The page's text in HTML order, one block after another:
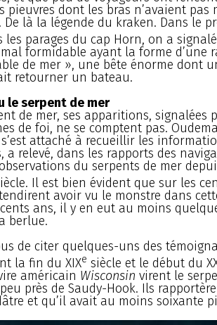
pieuvres dont les bras n’avaient pas
De là la légende du kraken. Dans le
les parages du cap Horn, on a
formidable ayant la forme d’une
de mer », une bête énorme dont
retourner un bateau.
le serpent de mer
de mer, ses apparitions, signalées
de foi, ne se comptent pas.
attaché à recueillir les
a relevé, dans les rapports des
du serpents de mer
Il est bien évident que sur les
avoir vu le monstre dans
ans, il y en eut au moins
berlue.
de citer quelques-uns des
la fin du XIXe siècle et le début du
américain Wisconsin virent le
près de Saudy-Hook. Ils
et qu’il avait au moins soixante